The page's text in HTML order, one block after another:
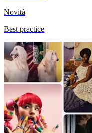
Novità
Best practice